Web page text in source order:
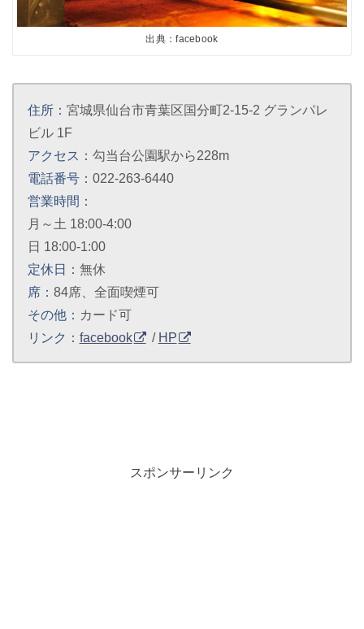
出典：facebook
住所： 宮城県仙台市青葉区国分町2-15-2 グランパレ
ビル 1F
アクセス： 勾当台公園駅から228m
電話番号： 022-263-6440
営業時間：
月～土 18:00-4:00
日 18:00-1:00
定休日： 無休
席： 84席、全面喫煙可
その他： カード可
リンク： facebook / HP
スポンサーリンク